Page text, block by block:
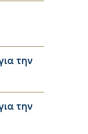
την
την